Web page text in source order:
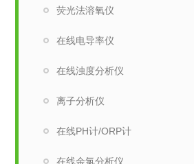
荧光法溶氧仪
在线电导率仪
在线浊度分析仪
离子分析仪
在线PH计/ORP计
在线余氯分析仪